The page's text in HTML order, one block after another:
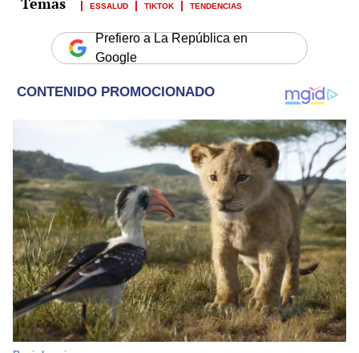
ESSALUD TIKTOK TENDENCIAS
Prefiero a La República en
Google